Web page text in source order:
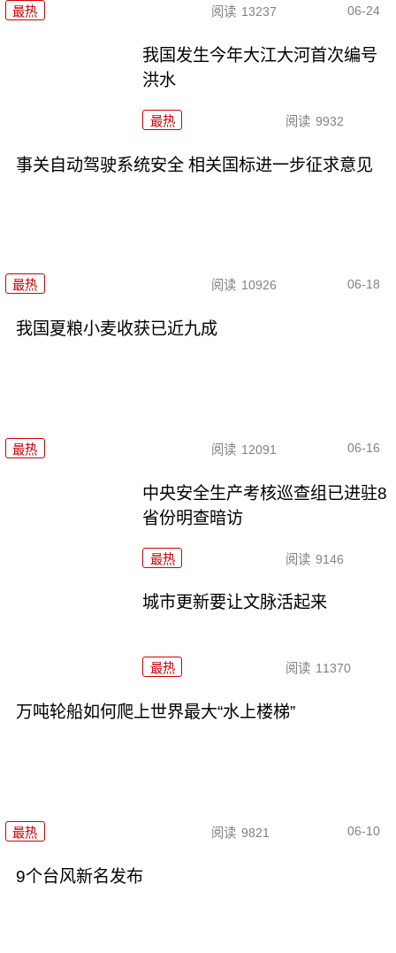
最热 阅读 13237 06-24
我国发生今年大江大河首次编号
洪水
最热 阅读 9932
事关自动驾驶系统安全 相关国标进一步征求意见
最热 阅读 10926 06-18
我国夏粮小麦收获已近九成
最热 阅读 12091 06-16
中央安全生产考核巡查组已进驻8
省份明查暗访
最热 阅读 9146
城市更新要让文脉活起来
最热 阅读 11370
万吨轮船如何爬上世界最大“水上楼梯”
最热 阅读 9821 06-10
9个台风新名发布